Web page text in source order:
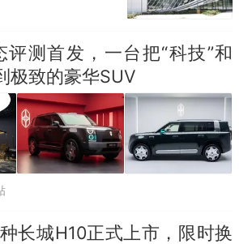
评测首发，一台把“科技”和
极致的豪华SUV
长城H10正式上市，限时换